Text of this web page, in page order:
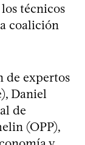
técnicos
coalición
de expertos
Daniel
de
(OPP),